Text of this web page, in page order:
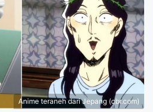
Anime teraneh dari Jepang (cbr.com)